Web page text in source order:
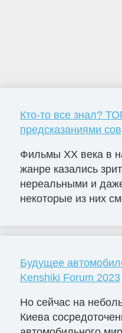
Кто-то все знал?
предсказаниями
Фильмы ХХ века в
жанре казались
нереальными и
некоторые из них
Будущее
Kenshiki Forum 2023
Но сейчас на
Киева